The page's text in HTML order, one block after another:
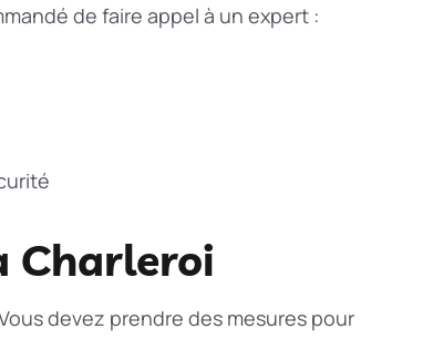
de faire appel à un expert :
Charleroi
devez prendre des mesures pour